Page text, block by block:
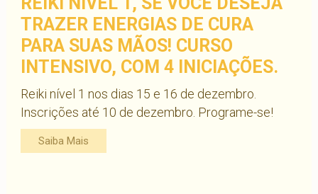
TRAZER ENERGIAS DE CURA
PARA SUAS MÃOS! CURSO
INTENSIVO, COM 4 INICIAÇÕES.
Reiki nível 1 nos dias 15 e 16 de dezembro.
Inscrições até 10 de dezembro. Programe-se!
Saiba Mais